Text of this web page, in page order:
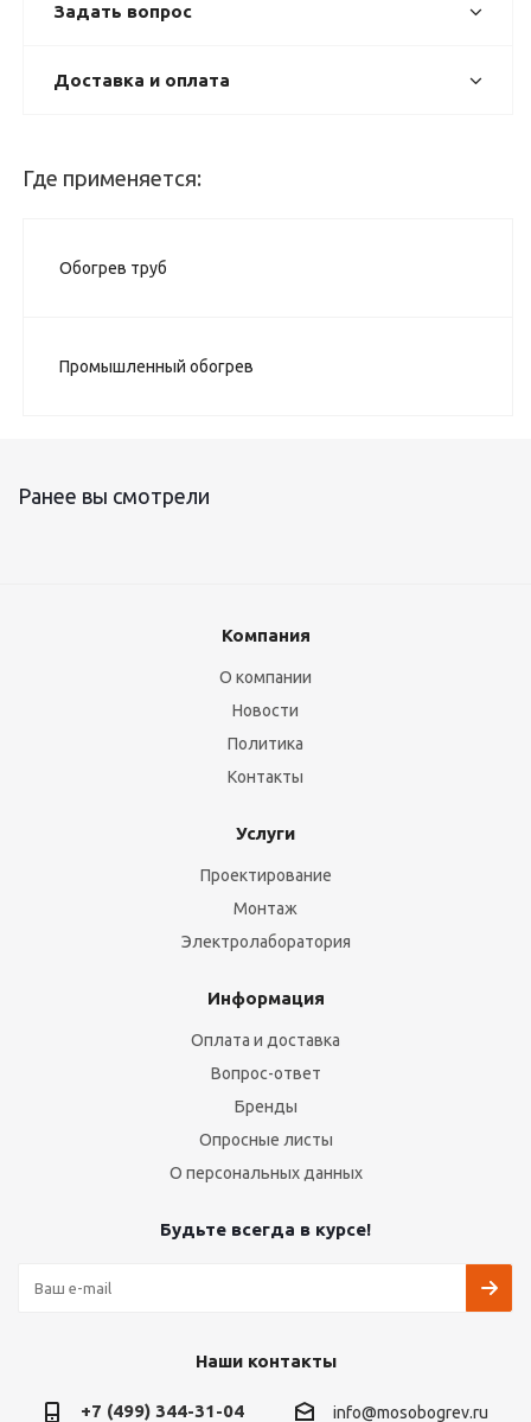
Задать вопрос
Доставка и оплата
Где применяется:
Обогрев труб
Промышленный обогрев
Ранее вы смотрели
Компания
О компании
Новости
Политика
Контакты
Услуги
Проектирование
Монтаж
Электролаборатория
Информация
Оплата и доставка
Вопрос-ответ
Бренды
Опросные листы
О персональных данных
Будьте всегда в курсе!
Наши контакты
+7 (499) 344-31-04 info@mosobogrev.ru